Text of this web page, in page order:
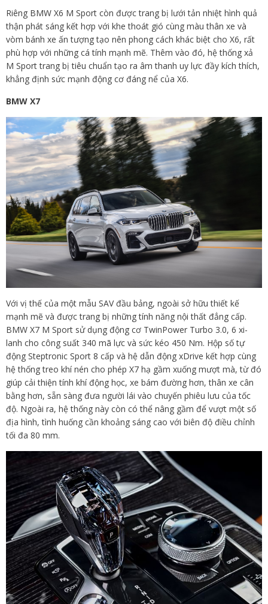
Riêng BMW X6 M Sport còn được trang bị lưới tản nhiệt hình quả
thận phát sáng kết hợp với khe thoát gió cùng màu thân xe và
vòm bánh xe ấn tượng tạo nên phong cách khác biệt cho X6, rất
phù hợp với những cá tính mạnh mẽ. Thêm vào đó, hệ thống xả
M Sport trang bị tiêu chuẩn tạo ra âm thanh uy lực đầy kích thích,
khẳng định sức mạnh động cơ đáng nể của X6.
BMW X7
Với vị thế của một mẫu SAV đầu bảng, ngoài sở hữu thiết kế
mạnh mẽ và được trang bị những tính năng nội thất đẳng cấp.
BMW X7 M Sport sử dụng động cơ TwinPower Turbo 3.0, 6 xi-
lanh cho công suất 340 mã lực và sức kéo 450 Nm. Hộp số tự
động Steptronic Sport 8 cấp và hệ dẫn động xDrive kết hợp cùng
hệ thống treo khí nén cho phép X7 hạ gầm xuống mượt mà, từ đó
giúp cải thiện tính khí động học, xe bám đường hơn, thân xe cân
bằng hơn, sẵn sàng đưa người lái vào chuyến phiêu lưu của tốc
độ. Ngoài ra, hệ thống này còn có thể nâng gầm để vượt một số
địa hình, tình huống cần khoảng sáng cao với biên độ điều chỉnh
tối đa 80 mm.